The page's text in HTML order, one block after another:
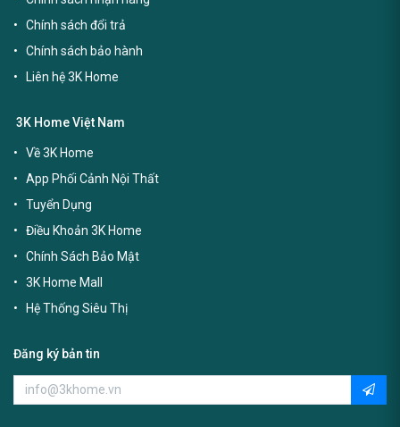
Chính sách đổi trả
Chính sách bảo hành
Liên hệ 3K Home
3K Home Việt Nam
Về 3K Home
App Phối Cảnh Nội Thất
Tuyển Dụng
Điều Khoản 3K Home
Chính Sách Bảo Mật
3K Home Mall
Hệ Thống Siêu Thị
Đăng ký bản tin